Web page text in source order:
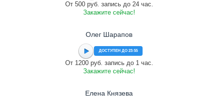
От 500 руб. запись до 24 час.
Закажите сейчас!
Олег Шарапов
ДОСТУПЕН ДО 23:55
От 1200 руб. запись до 1 час.
Закажите сейчас!
Елена Князева